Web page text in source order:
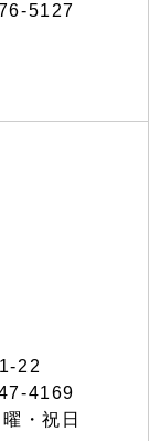
5127
22
4169
・祝日